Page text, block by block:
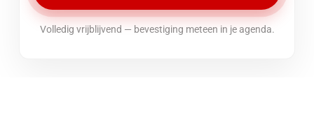
Volledig vrijblijvend — bevestiging meteen in je agenda.